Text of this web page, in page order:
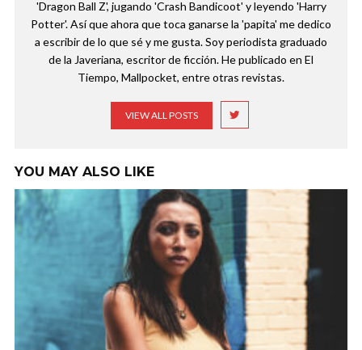
'Dragon Ball Z', jugando 'Crash Bandicoot' y leyendo 'Harry
Potter'. Así que ahora que toca ganarse la 'papita' me dedico
a escribir de lo que sé y me gusta. Soy periodista graduado
de la Javeriana, escritor de ficción. He publicado en El
Tiempo, Mallpocket, entre otras revistas.
VIEW ALL POSTS
YOU MAY ALSO LIKE